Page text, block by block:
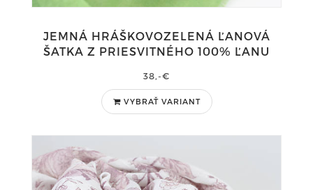
JEMNÁ HRÁŠKOVOZELENÁ ĽANOVÁ
ŠATKA Z PRIESVITNÉHO 100% ĽANU
38,-€
VYBRAŤ VARIANT